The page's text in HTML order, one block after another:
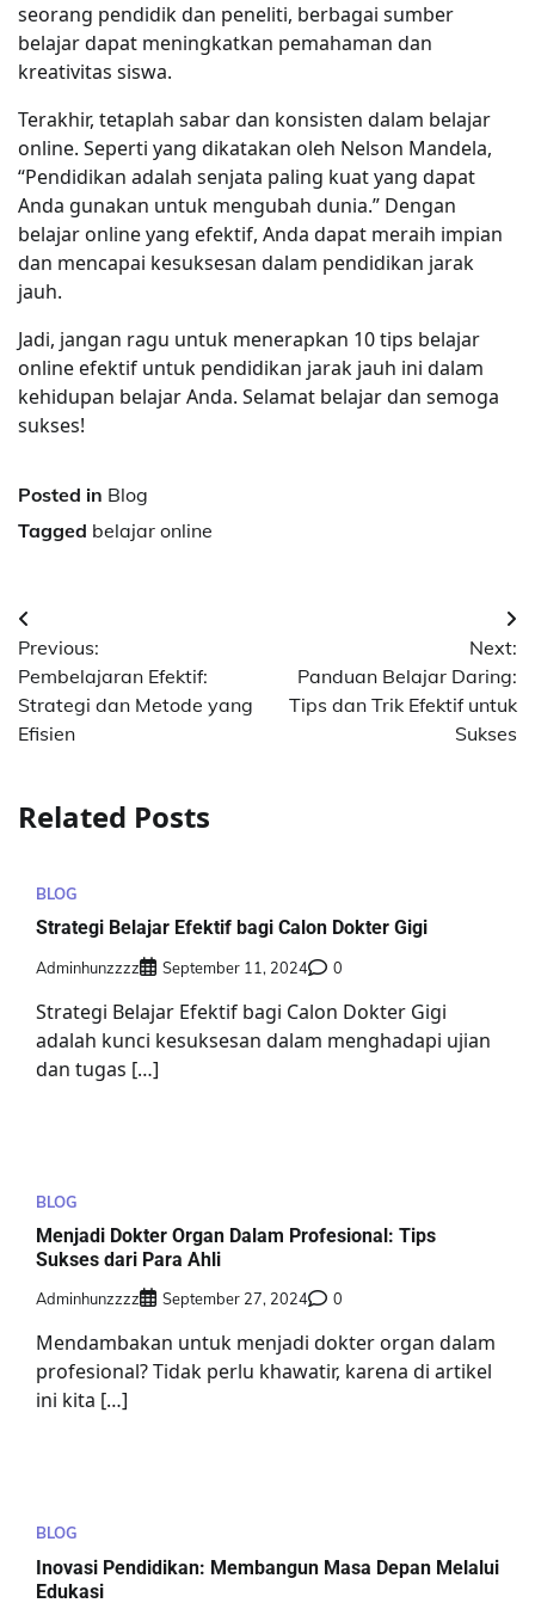
seorang pendidik dan peneliti, berbagai sumber
belajar dapat meningkatkan pemahaman dan
kreativitas siswa.
Terakhir, tetaplah sabar dan konsisten dalam belajar
online. Seperti yang dikatakan oleh Nelson Mandela,
“Pendidikan adalah senjata paling kuat yang dapat
Anda gunakan untuk mengubah dunia.” Dengan
belajar online yang efektif, Anda dapat meraih impian
dan mencapai kesuksesan dalam pendidikan jarak
jauh.
Jadi, jangan ragu untuk menerapkan 10 tips belajar
online efektif untuk pendidikan jarak jauh ini dalam
kehidupan belajar Anda. Selamat belajar dan semoga
sukses!
Posted in Blog
Tagged belajar online
Post
navigation
Previous:
Pembelajaran Efektif:
Strategi dan Metode yang
Efisien
Next:
Panduan Belajar Daring:
Tips dan Trik Efektif untuk
Sukses
Related Posts
BLOG
Strategi Belajar Efektif bagi Calon Dokter Gigi
Adminhunzzzz September 11, 2024 0
Strategi Belajar Efektif bagi Calon Dokter Gigi
adalah kunci kesuksesan dalam menghadapi ujian
dan tugas […]
BLOG
Menjadi Dokter Organ Dalam Profesional: Tips
Sukses dari Para Ahli
Adminhunzzzz September 27, 2024 0
Mendambakan untuk menjadi dokter organ dalam
profesional? Tidak perlu khawatir, karena di artikel
ini kita […]
BLOG
Inovasi Pendidikan: Membangun Masa Depan Melalui
Edukasi